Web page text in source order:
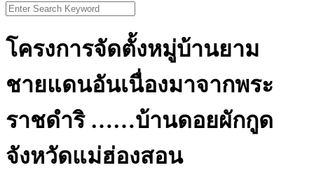
Search
for:
โครงการจัดตั้งหมู่บ้านยาม
ชายแดนอันเนื่องมาจากพระ
ราชดำริ ……บ้านดอยผักกูด
จังหวัดแม่ฮ่องสอน